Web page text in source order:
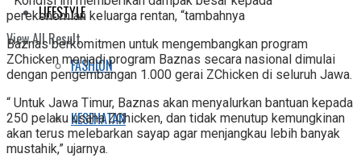
View All Result
LIFESTYLE
FASHION
KESEHATAN
perekonomian keluarga rentan, “tambahnya
Baznas berkomitmen untuk mengembangkan program
ZChicken menjadi program Baznas secara nasional dimulai
dengan pengembangan 1.000 gerai ZChicken di seluruh Jawa.
“ Untuk Jawa Timur, Baznas akan menyalurkan bantuan kepada
250 pelaku usaha ZChicken, dan tidak menutup kemungkinan
akan terus melebarkan sayap agar menjangkau lebih banyak
mustahik,” ujarnya.